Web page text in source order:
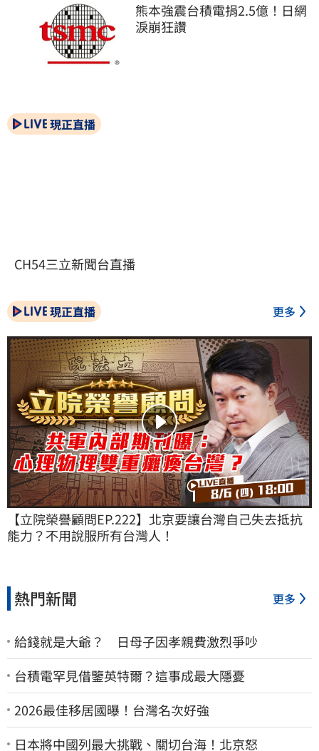
熊本強震台積電捐2.5億！日網
淚崩狂讚
現正直播
CH54三立新聞台直播
現正直播 更多
【立院榮譽顧問EP.222】北京要讓台灣自己失去抵抗
能力？不用說服所有台灣人！
熱門新聞 更多
給錢就是大爺？ 日母子因孝親費激烈爭吵
台積電罕見借鑒英特爾？這事成最大隱憂
2026最佳移居國曝！台灣名次好強
日本將中國列最大挑戰、關切台海！北京怒